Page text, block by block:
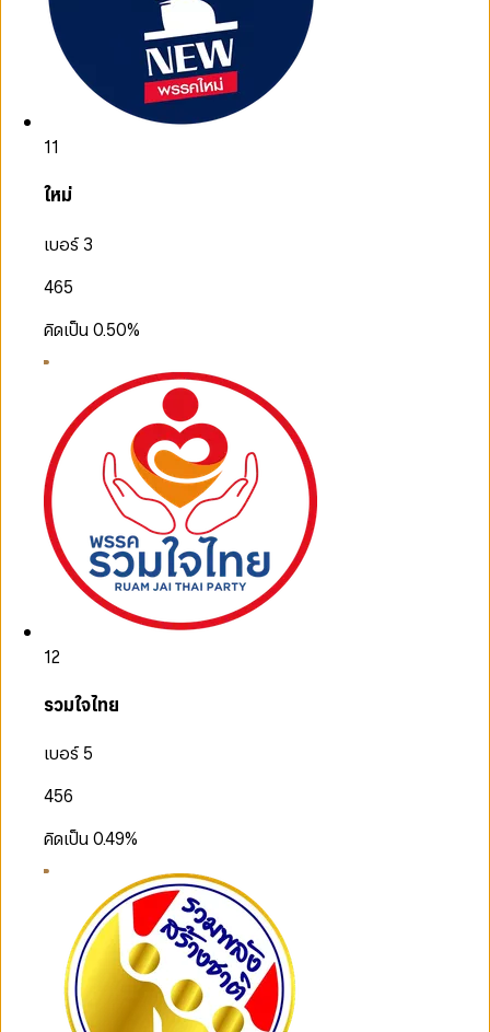
11
ใหม่
เบอร์ 3
465
คิดเป็น0.50%
12
รวมใจไทย
เบอร์ 5
456
คิดเป็น0.49%